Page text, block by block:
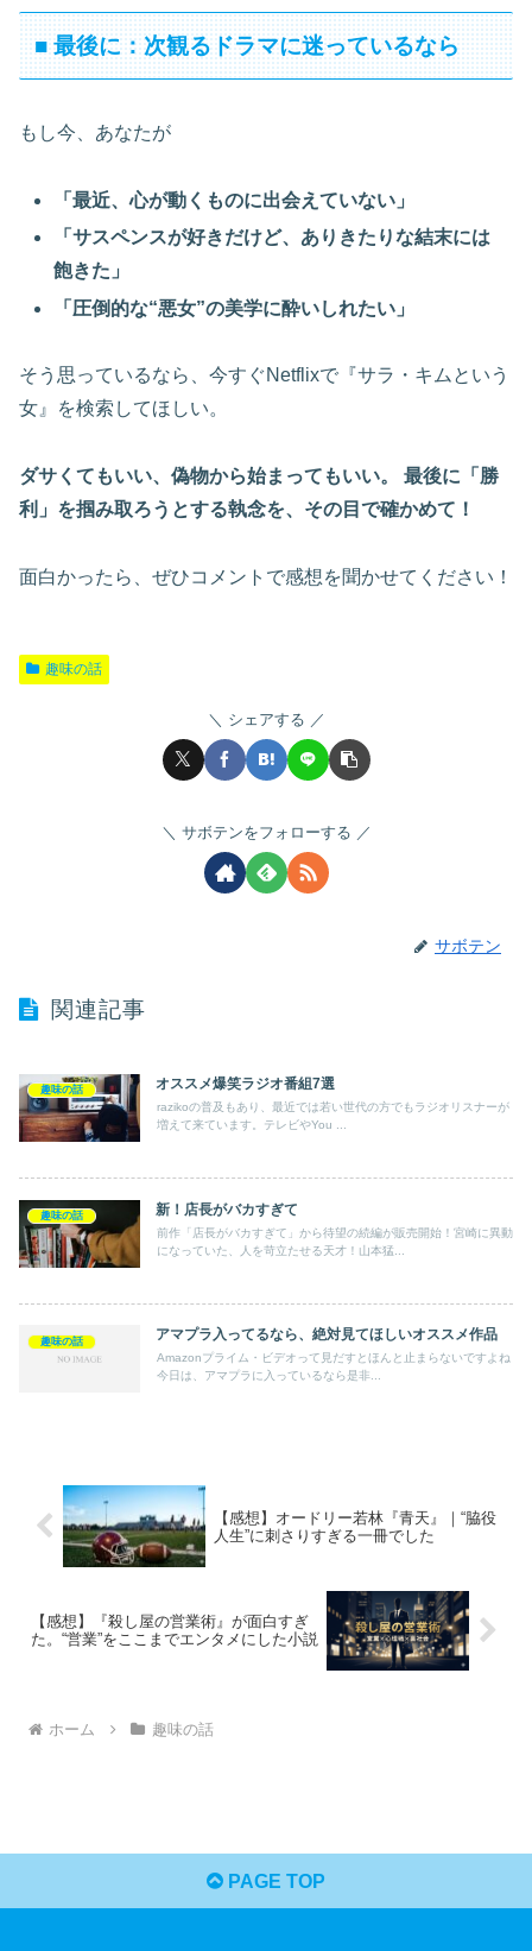
■ 最後に：次観るドラマに迷っているなら
もし今、あなたが
「最近、心が動くものに出会えていない」
「サスペンスが好きだけど、ありきたりな結末には
飽きた」
「圧倒的な“悪女”の美学に酔いしれたい」
そう思っているなら、今すぐNetflixで『サラ・キムという
女』を検索してほしい。
ダサくてもいい、偽物から始まってもいい。
最後に「勝
利」を掴み取ろうとする執念を、その目で確かめて！
面白かったら、ぜひコメントで感想を聞かせてください！
趣味の話
シェアする
サボテンをフォローする
サボテン
関連記事
趣味の話 オススメ爆笑ラジオ番組7選
razikoの普及もあり、最近では若い世代の方でもラジオリスナーが
増えて来ています。テレビやYou ...
趣味の話 新！店長がバカすぎて
前作「店長がバカすぎて」から待望の続編が販売開始！宮崎に異動
になっていた、人を苛立たせる天才！山本猛...
趣味の話 アマプラ入ってるなら、絶対見てほしいオススメ作品
Amazonプライム・ビデオって見だすとほんと止まらないですよね
今日は、アマプラに入っているなら是非...
【感想】オードリー若林『青天』｜“脇役
人生”に刺さりすぎる一冊でした
【感想】『殺し屋の営業術』が面白すぎ
た。“営業”をここまでエンタメにした小説
ホーム 趣味の話
PAGE TOP